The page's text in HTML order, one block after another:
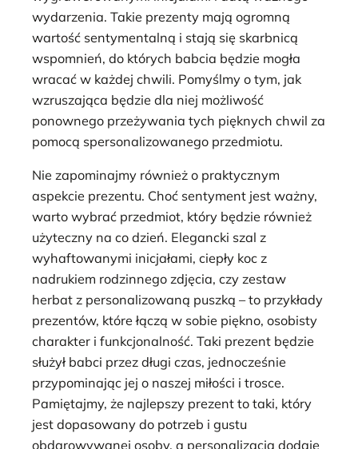
wydarzenia. Takie prezenty mają ogromną
wartość sentymentalną i stają się skarbnicą
wspomnień, do których babcia będzie mogła
wracać w każdej chwili. Pomyślmy o tym, jak
wzruszająca będzie dla niej możliwość
ponownego przeżywania tych pięknych chwil za
pomocą spersonalizowanego przedmiotu.
Nie zapominajmy również o praktycznym
aspekcie prezentu. Choć sentyment jest ważny,
warto wybrać przedmiot, który będzie również
użyteczny na co dzień. Elegancki szal z
wyhaftowanymi inicjałami, ciepły koc z
nadrukiem rodzinnego zdjęcia, czy zestaw
herbat z personalizowaną puszką – to przykłady
prezentów, które łączą w sobie piękno, osobisty
charakter i funkcjonalność. Taki prezent będzie
służył babci przez długi czas, jednocześnie
przypominając jej o naszej miłości i trosce.
Pamiętajmy, że najlepszy prezent to taki, który
jest dopasowany do potrzeb i gustu
obdarowywanej osoby, a personalizacja dodaje